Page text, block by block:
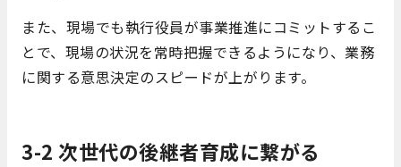
また、現場でも執行役員が事業推進にコミットするこ
とで、現場の状況を常時把握できるようになり、業務
に関する意思決定のスピードが上がります。
3-2 次世代の後継者育成に繋がる